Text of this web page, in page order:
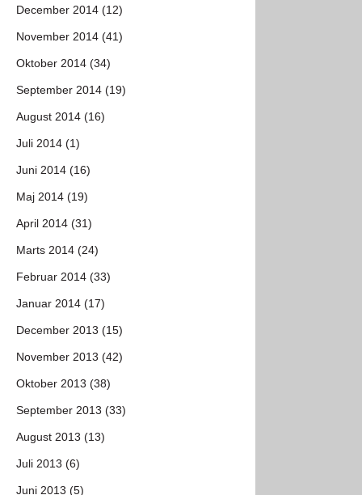
December 2014 (12)
November 2014 (41)
Oktober 2014 (34)
September 2014 (19)
August 2014 (16)
Juli 2014 (1)
Juni 2014 (16)
Maj 2014 (19)
April 2014 (31)
Marts 2014 (24)
Februar 2014 (33)
Januar 2014 (17)
December 2013 (15)
November 2013 (42)
Oktober 2013 (38)
September 2013 (33)
August 2013 (13)
Juli 2013 (6)
Juni 2013 (5)